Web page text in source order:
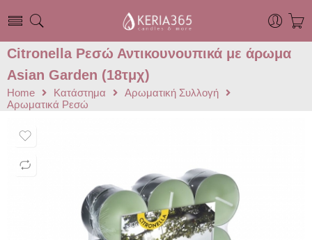
Citronella Ρεσώ Αντικουνουπικά με άρωμα
Asian Garden (18τμχ)
Home Κατάστημα
Αρωματική Συλλογή
Αρωματικά Ρεσώ